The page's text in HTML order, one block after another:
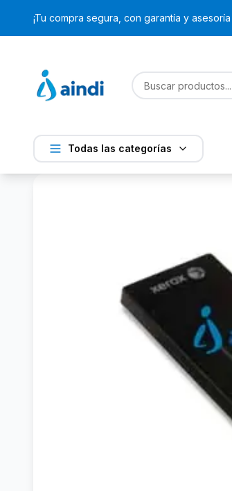
¡Tu compra segura, con garantía y asesoría
Todas las categorías